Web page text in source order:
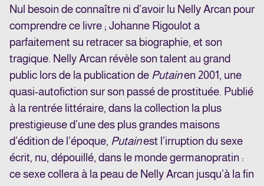
Nul besoin de connaître ni d’avoir lu Nelly Arcan pour
comprendre ce livre ; Johanne Rigoulot a
parfaitement su retracer sa biographie, et son
tragique. Nelly Arcan révèle son talent au grand
public lors de la publication de Putainen 2001, une
quasi-autofiction sur son passé de prostituée. Publié
à la rentrée littéraire, dans la collection la plus
prestigieuse d’une des plus grandes maisons
d’édition de l’époque, Putainest l’irruption du sexe
écrit, nu, dépouillé, dans le monde germanopratin :
ce sexe collera à la peau de Nelly Arcan jusqu’à la fin